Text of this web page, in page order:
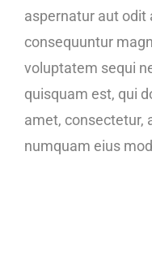
aspernatur aut odit
consequuntur
voluptatem sequi
quisquam est, qui
amet, consectetur,
numquam eius